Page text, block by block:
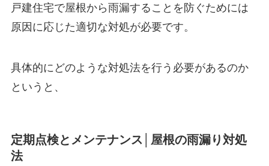
戸建住宅で屋根から雨漏することを防ぐためには
原因に応じた適切な対処が必要です。
具体的にどのような対処法を行う必要があるのか
というと、
定期点検とメンテナンス│屋根の雨漏り対処
法